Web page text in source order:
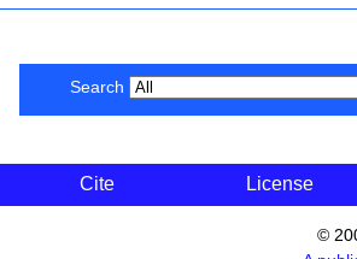
Search
Cite License
©